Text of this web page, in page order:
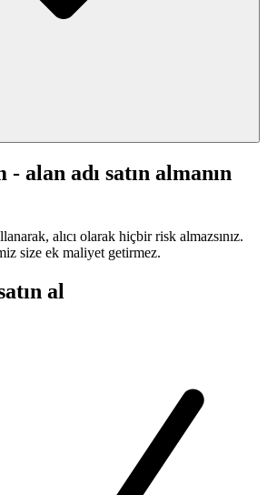
alan adı satın almanın
alıcı olarak hiçbir risk almazsınız.
size ek maliyet getirmez.
al